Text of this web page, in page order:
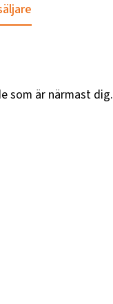
som är närmast dig.